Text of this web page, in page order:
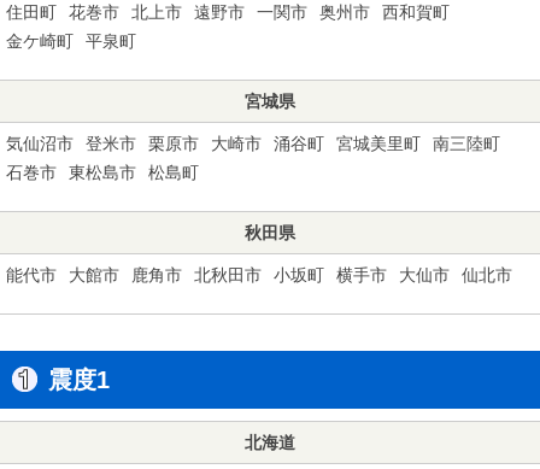
住田町
花巻市 北上市 遠野市 一関市 奥州市
西和賀町
金ケ崎町
平泉町
宮城県
気仙沼市 登米市 栗原市 大崎市 涌谷町 宮城美里町
南三陸町
石巻市
東松島市 松島町
秋田県
能代市 大館市 鹿角市 北秋田市 小坂町 横手市 大仙市 仙北市
震度1
北海道